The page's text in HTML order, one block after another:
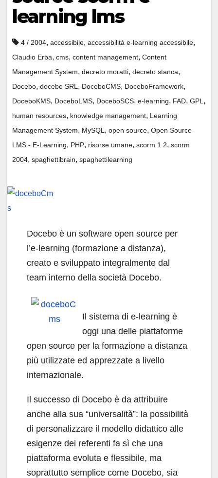
learning lms
4 / 2004, accessibile, accessibilità e-learning accessibile,
Claudio Erba, cms, content management, Content
Management System, decreto moratti, decreto stanca,
Docebo, docebo SRL , DoceboCMS, DoceboFramework,
DoceboKMS, DoceboLMS, DoceboSCS, e-learning, FAD, GPL ,
human resources, knowledge management, Learning
Management System, MySQL , open source, Open Source
LMS - E-Learning, PHP, risorse umane, scorm 1.2, scorm
2004, spaghettibrain, spaghettilearning
Docebo è un software open source per
l’e-learning (formazione a distanza),
creato e sviluppato integralmente dal
team interno della società Docebo.
Il sistema di e-learning è
oggi una delle piattaforme
open source per la formazione a distanza
più utilizzate ed apprezzate a livello
internazionale.
Il successo di Docebo è da attribuire
anche alla sua “universalità”: la possibilità
di personalizzare il modello didattico alle
esigenze dei referenti fa sì che una
piattaforma evoluta e flessibile, ma
soprattutto semplice come Docebo, sia